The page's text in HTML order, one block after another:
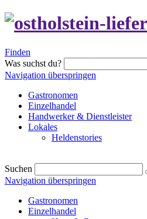
Finden
Was suchst du?
Navigation überspringen
Gastronomen
Einzelhandel
Handwerker & Dienstleister
Lokales
Heldenstories
Suchen
Navigation überspringen
Gastronomen
Einzelhandel